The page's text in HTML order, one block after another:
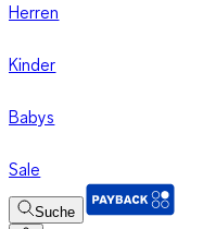
Herren
Kinder
Babys
Sale
Suche